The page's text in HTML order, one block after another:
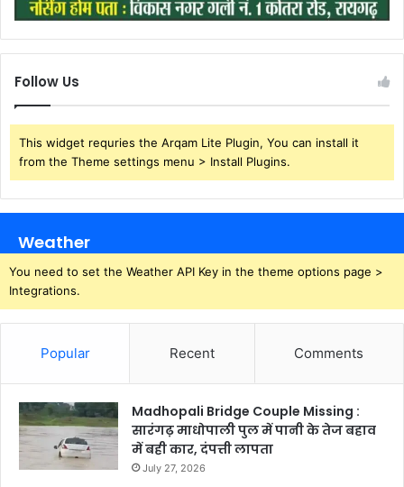
Follow Us
This widget requries the Arqam Lite Plugin, You can install it
from the Theme settings menu > Install Plugins.
Weather
You need to set the Weather API Key in the theme options page >
Integrations.
Popular Recent Comments
Madhopali Bridge Couple Missing :
सारंगढ़ माधोपाली पुल में पानी के तेज बहाव
में बही कार, दंपत्ती लापता
July 27, 2026